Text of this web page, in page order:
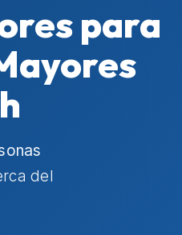
para
del